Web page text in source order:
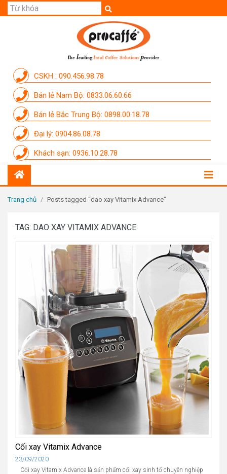
CSKH : 090.456.98.78
Bán lẻ Nam Bộ: 0833.06.60.66
Bán lẻ Bắc Trung Bộ: 0898.00.18.78
Đại lý: 0904.86.08.78
Khách sạn: 0936.10.28.78
DỊCH VỤ
CẨM NANG
THÀNH VIÊN PROCAFFE
KHUYẾN MÃI
SỰ KIỆN THƯƠNG HIỆU
LIÊN HỆ
Trang chủ / Posts tagged “dao xay Vitamix Advance”
TAG: DAO XAY VITAMIX ADVANCE
Cối xay Vitamix Advance
Cập
nhật
23/09/2020
Cối xay Vitamix Advance là sản phẩm cối xay sinh tố chuyên nghiệp